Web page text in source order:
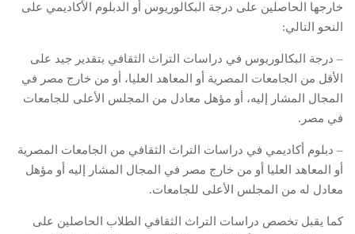
خارجها الحاصلين على درجة البكالوريوس أو الدبلوم الأكاديمي على
النحو التالي:
– درجة البكالوريوس في دراسات التراث الثقافي بتقدير جيد على
الأقل من الجامعات المصرية أو المعاهد العليا، أو من خارج مصر في
المجال المشار إليه، أو مؤهل معادل من المجلس الأعلى للجامعات
في مصر.
– دبلوم أكاديمي في دراسات التراث الثقافي من الجامعات المصرية
أو المعاهد العليا أو من خارج مصر في المجال المشار إليه أو مؤهل
معادل له من المجلس الأعلى للجامعات.
كما يقبل تخصص دراسات التراث الثقافي الطلاب الحاصلين على